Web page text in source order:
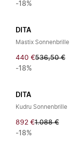
-18%
DITA
Mastix Sonnenbrille
440 €536,50 €
-18%
DITA
Kudru Sonnenbrille
892 €1.088 €
-18%